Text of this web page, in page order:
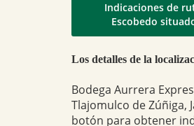
Indicaciones de
Escobedo
Los detalles de la
Bodega Aurrera
Tlajomulco de Zúñiga,
botón para obtener